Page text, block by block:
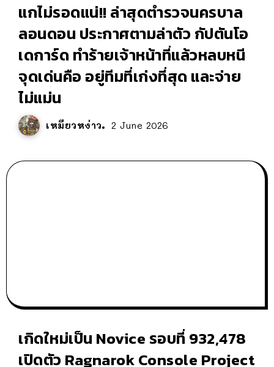
แกไม่รอดแน่!! ล่าสุดตำรวจนครบาล
ลอนดอน ประกาศตามล่าตัว กัปตันโอ
เดการ์ด ทำร้ายเจ้าหน้าที่แล้วหลบหนี
จุดเด่นคือ อยู่ทีมที่เก่งที่สุด และจ่าย
ไม่แม่น
เหมียวหง่าว 2 June 2026
เกิดใหม่เป็น Novice รอบที่ 932,478
เปิดตัว Ragnarok Console Project